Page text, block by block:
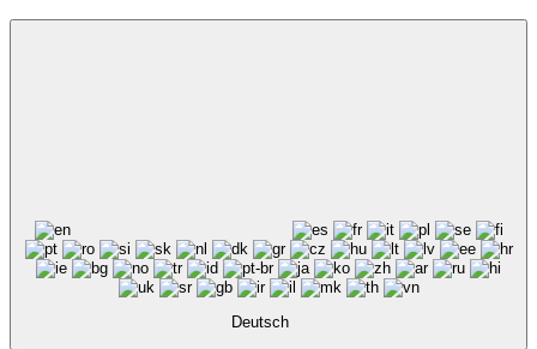
Deutsch